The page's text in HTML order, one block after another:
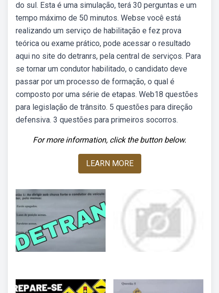
do sul. Esta é uma simulação, terá 30 perguntas e um
tempo máximo de 50 minutos. Webse você está
realizando um serviço de habilitação e fez prova
teórica ou exame prático, pode acessar o resultado
aqui no site do detranrs, pela central de serviços. Para
se tornar um condutor habilitado, o candidato deve
passar por um processo de formação, o qual é
composto por uma série de etapas. Web18 questões
para legislação de trânsito. 5 questões para direção
defensiva. 3 questões para primeiros socorros.
For more information, click the button below.
LEARN MORE